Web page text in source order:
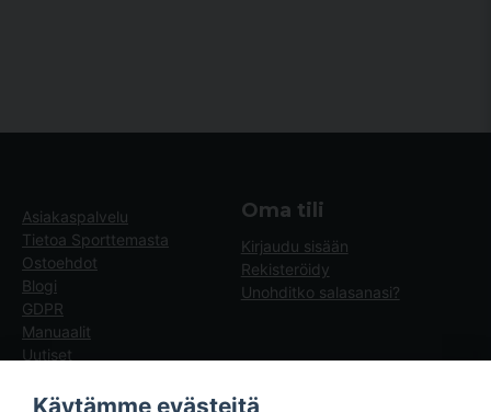
Asiakaspalvelu
Tietoa Sporttemasta
Ostoehdot
Blogi
GDPR
Manuaalit
Uutiset
Oma tili
Kirjaudu sisään
Rekisteröidy
Unohditko salasanasi?
Käytämme evästeitä